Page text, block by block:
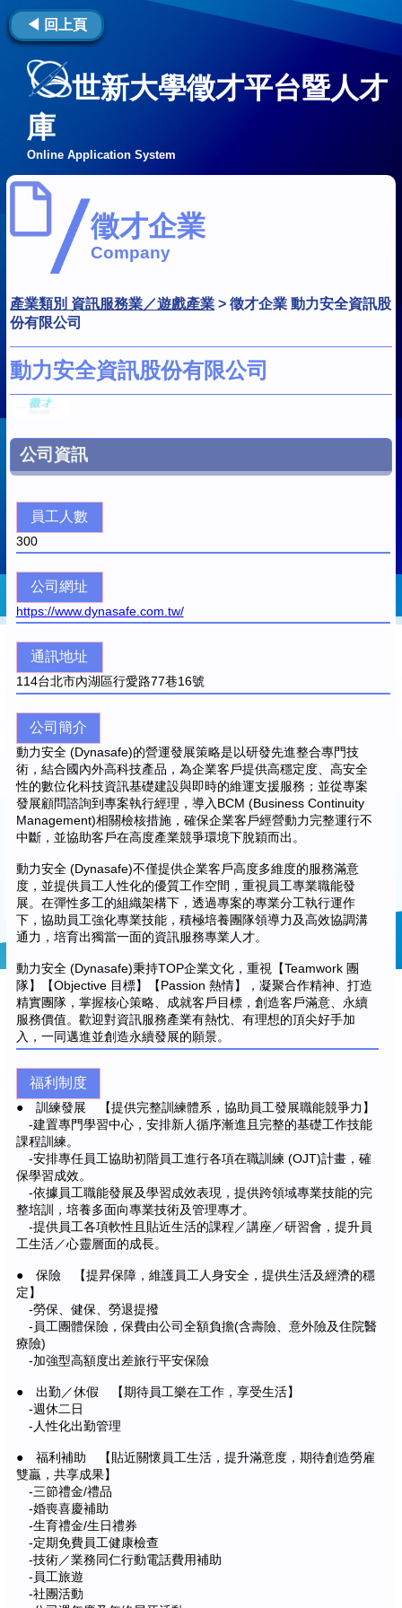
◀ 回上頁
世新大學徵才平台暨人才
庫
Online Application System
徵才企業
Company
產業類別 資訊服務業／遊戲產業 >徵才企業 動力安全資訊股
份有限公司
動力安全資訊股份有限公司
公司資訊
員工人數
300
公司網址
https://www.dynasafe.com.tw/
通訊地址
114台北市內湖區行愛路77巷16號
公司簡介
動力安全 (Dynasafe)的營運發展策略是以研發先進整合專門技
術，結合國內外高科技產品，為企業客戶提供高穩定度、高安全
性的數位化科技資訊基礎建設與即時的維運支援服務；並從專案
發展顧問諮詢到專案執行經理，導入BCM (Business Continuity
Management)相關檢核措施，確保企業客戶經營動力完整運行不
中斷，並協助客戶在高度產業競爭環境下脫穎而出。
動力安全 (Dynasafe)不僅提供企業客戶高度多維度的服務滿意
度，並提供員工人性化的優質工作空間，重視員工專業職能發
展。在彈性多工的組織架構下，透過專案的專業分工執行運作
下，協助員工強化專業技能，積極培養團隊領導力及高效協調溝
通力，培育出獨當一面的資訊服務專業人才。
動力安全 (Dynasafe)秉持TOP企業文化，重視【Teamwork 團
隊】【Objective 目標】【Passion 熱情】，凝聚合作精神、打造
精實團隊，掌握核心策略、成就客戶目標，創造客戶滿意、永續
服務價值。歡迎對資訊服務產業有熱忱、有理想的頂尖好手加
入，一同邁進並創造永續發展的願景。
福利制度
● 訓練發展 【提供完整訓練體系，協助員工發展職能競爭力】
-建置專門學習中心，安排新人循序漸進且完整的基礎工作技能
課程訓練。
-安排專任員工協助初階員工進行各項在職訓練 (OJT)計畫，確
保學習成效。
-依據員工職能發展及學習成效表現，提供跨領域專業技能的完
整培訓，培養多面向專業技術及管理專才。
-提供員工各項軟性且貼近生活的課程／講座／研習會，提升員
工生活／心靈層面的成長。
● 保險 【提昇保障，維護員工人身安全，提供生活及經濟的穩
定】
-勞保、健保、勞退提撥
-員工團體保險，保費由公司全額負擔(含壽險、意外險及住院醫
療險)
-加強型高額度出差旅行平安保險
● 出勤／休假 【期待員工樂在工作，享受生活】
-週休二日
-人性化出勤管理
● 福利補助 【貼近關懷員工生活，提升滿意度，期待創造勞雇
雙贏，共享成果】
-三節禮金/禮品
-婚喪喜慶補助
-生育禮金/生日禮券
-定期免費員工健康檢查
-技術／業務同仁行動電話費用補助
-員工旅遊
-社團活動